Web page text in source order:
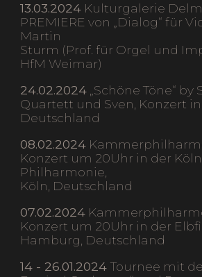
13.03.2024 Kulturgalerie
PREMIERE von „Dialog“ für
Martin
Sturm (Prof. für Orgel und
HfM Weimar)
24.02.2024 „Schöne Töne“ by
Quartett und Sven, Konzert
Deutschland
08.02.2024
Konzert um 20Uhr in der
Philharmonie,
Köln, Deutschland
07.02.2024
Konzert um 20Uhr in der
Hamburg, Deutschland
14 - 26.01.2024Tournee mit